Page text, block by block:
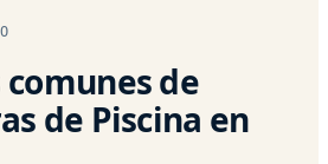
de
de Piscina en